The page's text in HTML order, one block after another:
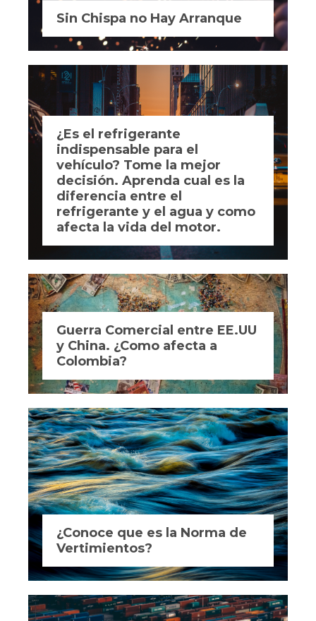
Sin Chispa no Hay Arranque
¿Es el refrigerante
indispensable para el
vehículo? Tome la mejor
decisión. Aprenda cual es la
diferencia entre el
refrigerante y el agua y como
afecta la vida del motor.
Guerra Comercial entre EE.UU
y China. ¿Como afecta a
Colombia?
¿Conoce que es la Norma de
Vertimientos?